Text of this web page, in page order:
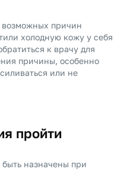
возможных причин
холодную кожу у себя
к врачу для
причины, особенно
или не
пройти
назначены при